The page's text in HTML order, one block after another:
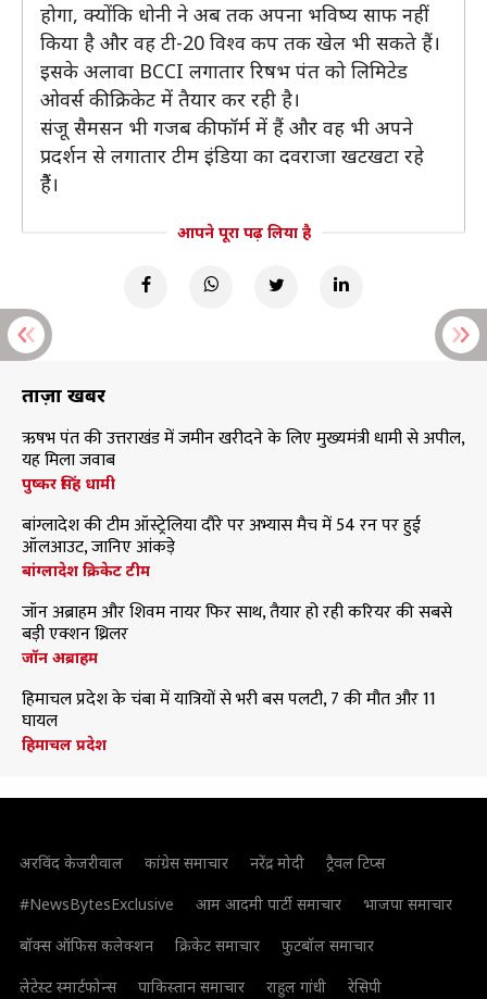
होगा, क्योंकि धोनी ने अब तक अपना भविष्य साफ नहीं
किया है और वह टी-20 विश्व कप तक खेल भी सकते हैं।
इसके अलावा BCCI लगातार रिषभ पंत को लिमिटेड
ओवर्स की क्रिकेट में तैयार कर रही है।
संजू सैमसन भी गजब की फॉर्म में हैं और वह भी अपने
प्रदर्शन से लगातार टीम इंडिया का दवराजा खटखटा रहे
हैैं।
आपने पूरा पढ़ लिया है
ताज़ा खबरें
ऋषभ पंत की उत्तराखंड में जमीन खरीदने के लिए मुख्यमंत्री धामी से अपील,
यह मिला जवाब
पुष्कर सिंह धामी
बांग्लादेश की टीम ऑस्ट्रेलिया दौरे पर अभ्यास मैच में 54 रन पर हुई
ऑलआउट, जानिए आंकड़े
बांग्लादेश क्रिकेट टीम
जॉन अब्राहम और शिवम नायर फिर साथ, तैयार हो रही करियर की सबसे
बड़ी एक्शन थ्रिलर
जॉन अब्राहम
हिमाचल प्रदेश के चंबा में यात्रियों से भरी बस पलटी, 7 की मौत और 11
घायल
हिमाचल प्रदेश
अरविंद केजरीवाल कांग्रेस समाचार नरेंद्र मोदी
ट्रैवल टिप्स
#NewsBytesExclusive
आम आदमी पार्टी समाचार
भाजपा समाचार
बॉक्स ऑफिस कलेक्शन
क्रिकेट समाचार
फुटबॉल समाचार
लेटेस्ट स्मार्टफोन्स
पाकिस्तान समाचार राहुल गांधी रेसिपी